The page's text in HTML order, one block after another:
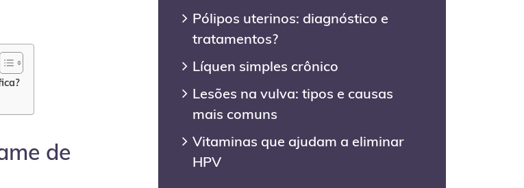
de
Pólipos uterinos: diagnóstico e
tratamentos?
Líquen simples crônico
Lesões na vulva: tipos e causas
mais comuns
Vitaminas que ajudam a eliminar
HPV